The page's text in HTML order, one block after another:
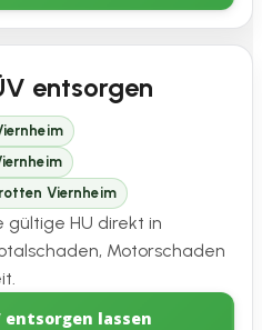
entsorgen
Viernheim
gültige HU direkt in
Motorschaden
entsorgen lassen